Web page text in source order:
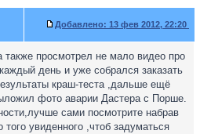
Добавлено: 13 фев 2012, 22:20
также просмотрел не мало видео про
день и уже собрался заказать
краш-теста ,дальше ещё
фото аварии Дастера с Порше.
сами посмотрите набрав
увиденного ,чтоб задуматься